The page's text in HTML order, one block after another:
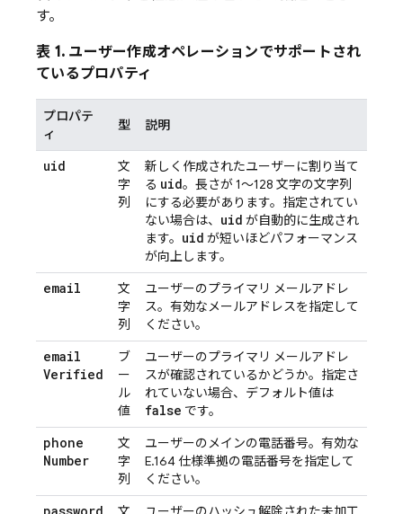
す。
表 1. ユーザー作成オペレーションでサポートされ
ているプロパティ
プロパテ
ィ
型 説明
uid
文
字
列
新しく作成されたユーザーに割り当て
る uid。長さが 1～128 文字の文字列
にする必要があります。指定されてい
ない場合は、 uid が自動的に生成され
ます。 uid が短いほどパフォーマンス
が向上します。
email
文
字
列
ユーザーのプライマリ メールアドレ
ス。有効なメールアドレスを指定して
ください。
email
Verified
ブ
ー
ル
値
ユーザーのプライマリ メールアドレ
スが確認されているかどうか。指定さ
れていない場合、デフォルト値は
false です。
phone
Number
文
字
列
ユーザーのメインの電話番号。有効な
E.164 仕様準拠の電話番号を指定して
ください。